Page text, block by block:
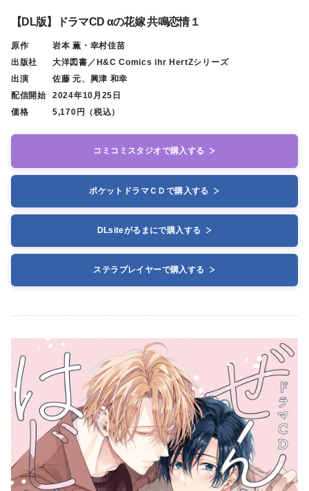
【DL版】ドラマCD αの花嫁 共鳴恋情１
原作
岩本 薫・幸村佳苗
出版社
大洋図書／H&C Comics ihr HertZシリーズ
出演
佐藤 元、興津 和幸
配信開始
2024年10月25日
価格
5,170円（税込）
コミコミスタジオで購入する
ポケットドラマＣＤで購入する
DLsiteがるまにで購入する
ステラプレイヤーで購入する